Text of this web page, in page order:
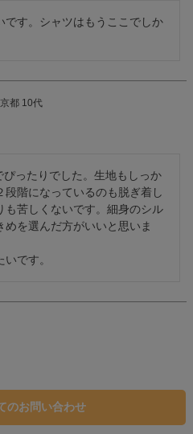
です。シャツはもうここでしか
都 10代
ったりでした。生地もしっか
段階になっているのも脱ぎ着し
も苦しくないです。細身のシル
を選んだ方がいいと思いま
です。
のお問い合わせ